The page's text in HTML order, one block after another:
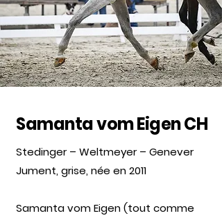
Samanta vom Eigen CH
Stedinger – Weltmeyer – Genever
Jument, grise, née en 2011
Samanta vom Eigen (tout comme